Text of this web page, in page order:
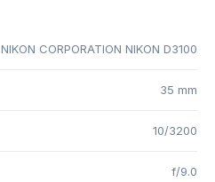
NIKON CORPORATION NIKON D3100
35 mm
10/3200
f/9.0